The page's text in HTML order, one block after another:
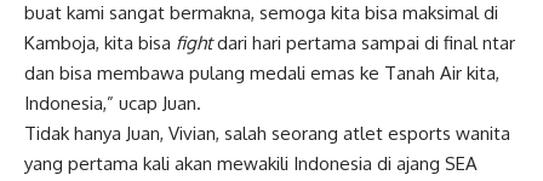
buat kami sangat bermakna, semoga kita bisa maksimal di
Kamboja, kita bisa fightdari hari pertama sampai di final ntar
dan bisa membawa pulang medali emas ke Tanah Air kita,
Indonesia,” ucap Juan.
Tidak hanya Juan, Vivian, salah seorang atlet esports wanita
yang pertama kali akan mewakili Indonesia di ajang SEA